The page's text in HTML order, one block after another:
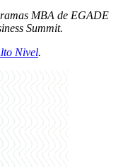
MBA de EGADE
Summit.
Nivel.